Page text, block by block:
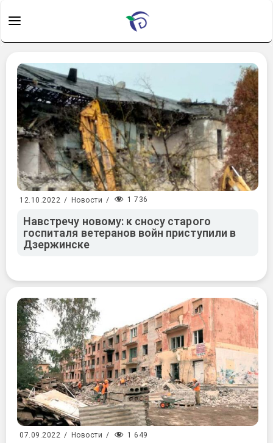
12.10.2022 / Новости / 1 736
Навстречу новому: к сносу старого
госпиталя ветеранов войн приступили в
Дзержинске
07.09.2022 / Новости / 1 649